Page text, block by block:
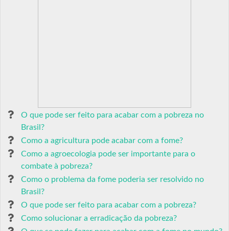
O que pode ser feito para acabar com a pobreza no
Brasil?
Como a agricultura pode acabar com a fome?
Como a agroecologia pode ser importante para o
combate à pobreza?
Como o problema da fome poderia ser resolvido no
Brasil?
O que pode ser feito para acabar com a pobreza?
Como solucionar a erradicação da pobreza?